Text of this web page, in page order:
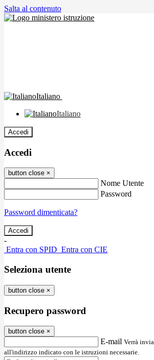
Salta al contenuto
Italiano
Italiano
Accedi
Accedi
button close ×
Nome Utente
Password
Password dimenticata?
-
Entra con SPID Entra con CIE
Seleziona utente
button close ×
Recupero password
button close ×
E-mail Verrà
all'indirizzo indicato con le istruzioni necessarie.